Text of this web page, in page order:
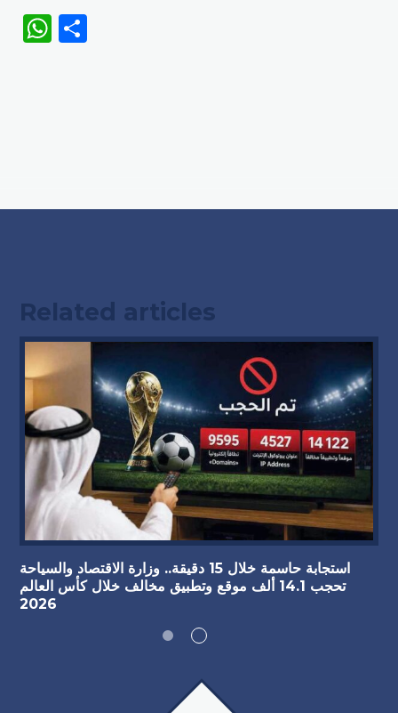
WhatsApp
Related articles
استجابة حاسمة خلال 15 دقيقة.. وزارة الاقتصاد والسياحة
تحجب 14.1 ألف موقع وتطبيق مخالف خلال كأس العالم
2026